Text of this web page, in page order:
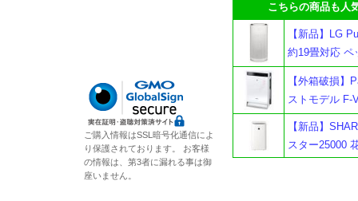
こちらの商品も人気
【新品】LG
約19畳対応 ペ
【外箱破損
ストモデル F-
【新品】
スター25000
ご購入情報はSSL暗号化通信によ
り保護されております。 お客様
の情報は、第3者に漏れる事は御
座いません。